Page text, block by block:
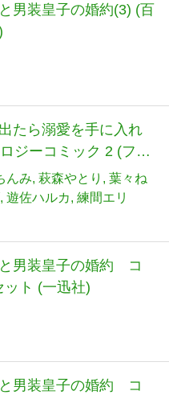
男装皇子の婚約(3) (百
たら溺愛を手に入れ
ジーコミック 2 (フロ
んみ 萩森やとり
葉々ね
遊佐ハルカ 練間エリ
男装皇子の婚約 コ
ト (一迅社)
男装皇子の婚約 コ